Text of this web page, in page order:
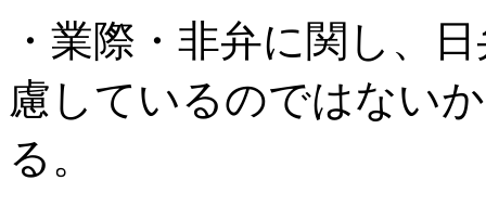
・業際・非弁に関し、
慮しているのではない
る。